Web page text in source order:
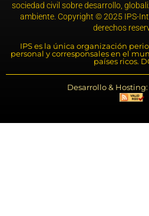
sociedad civil sobre desarrollo,
ambiente. Copyright © 2025 IPS-
derechos
IPS es la única organización
personal y corresponsales en el
países ricos.
Desarrollo &